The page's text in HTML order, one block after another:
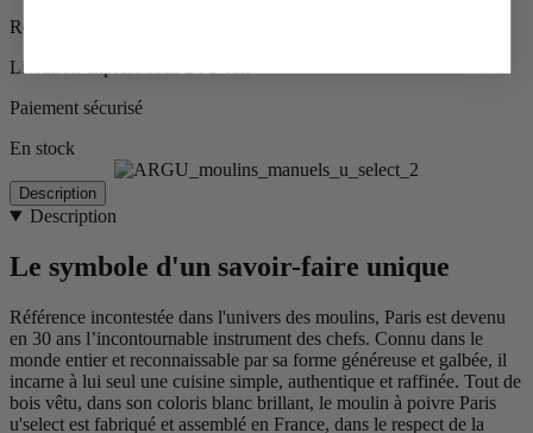
Retours gratuits
Livraison express sous 24 à 48h
Paiement sécurisé
En stock
Description
Description
Le symbole d'un savoir-faire unique
Référence incontestée dans l'univers des moulins, Paris est devenu
en 30 ans l’incontournable instrument des chefs. Connu dans le
monde entier et reconnaissable par sa forme généreuse et galbée, il
incarne à lui seul une cuisine simple, authentique et raffinée. Tout de
bois vêtu, dans son coloris blanc brillant, le moulin à poivre Paris
u'select est fabriqué et assemblé en France, dans le respect de la